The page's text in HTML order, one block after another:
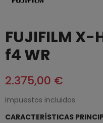
FUJIFILM
f4 WR
2.375,00 €
Impuestos incluidos
CARACTERÍSTICAS